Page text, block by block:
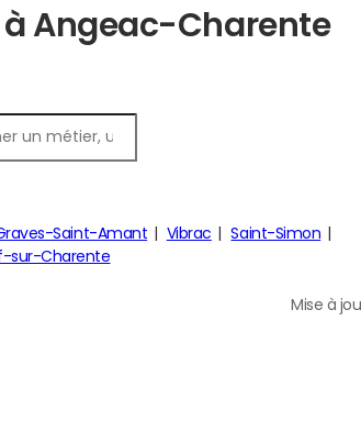
Angeac-Charente
Saint-Amant Vibrac
Saint-Simon
sur-Charente
Mise à